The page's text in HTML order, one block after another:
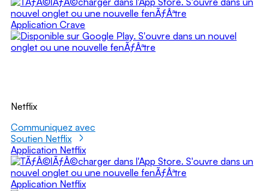
Application Crave
Netflix
Communiquez avec
Soutien Netflix
Application Netflix
Application Netflix